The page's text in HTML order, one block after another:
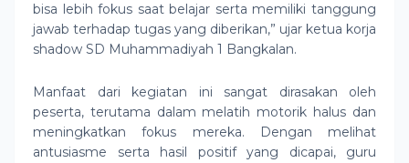
bisa lebih fokus saat belajar serta memiliki tanggung
jawab terhadap tugas yang diberikan,” ujar ketua korja
shadow SD Muhammadiyah 1 Bangkalan.
Manfaat dari kegiatan ini sangat dirasakan oleh
peserta, terutama dalam melatih motorik halus dan
meningkatkan fokus mereka. Dengan melihat
antusiasme serta hasil positif yang dicapai, guru